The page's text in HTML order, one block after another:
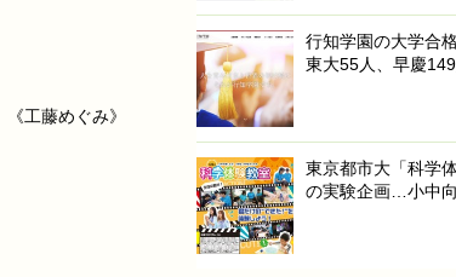
《工藤めぐみ》
行知学園の大学合
東大55人、早慶149
東京都市大「科学
の実験企画…小中